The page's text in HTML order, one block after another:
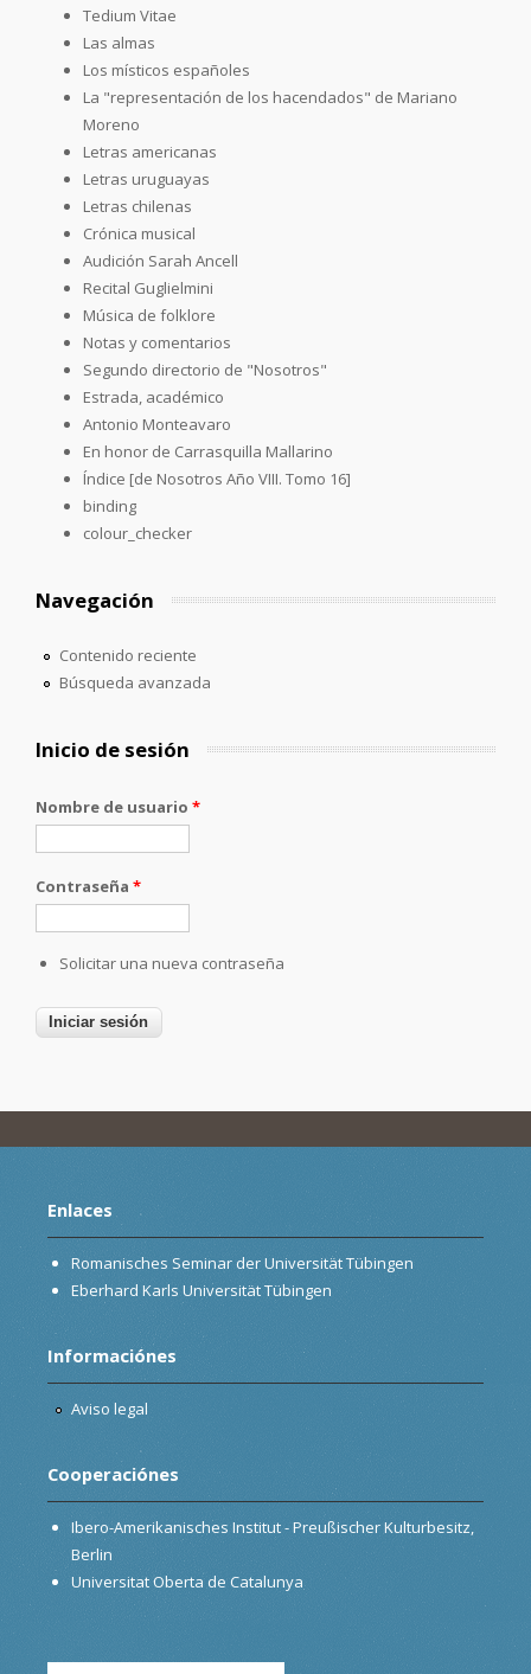
Tedium Vitae
Las almas
Los místicos españoles
La "representación de los hacendados" de Mariano
Moreno
Letras americanas
Letras uruguayas
Letras chilenas
Crónica musical
Audición Sarah Ancell
Recital Guglielmini
Música de folklore
Notas y comentarios
Segundo directorio de "Nosotros"
Estrada, académico
Antonio Monteavaro
En honor de Carrasquilla Mallarino
Índice [de Nosotros Año VIII. Tomo 16]
binding
colour_checker
Navegación
Contenido reciente
Búsqueda avanzada
Inicio de sesión
Nombre de usuario *
Contraseña *
Solicitar una nueva contraseña
Enlaces
Romanisches Seminar der Universität Tübingen
Eberhard Karls Universität Tübingen
Informaciónes
Aviso legal
Cooperaciónes
Ibero-Amerikanisches Institut - Preußischer Kulturbesitz,
Berlin
Universitat Oberta de Catalunya